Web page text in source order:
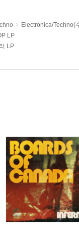
Electronica/Techno(
LP
LP